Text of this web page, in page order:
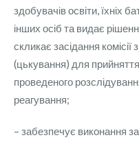
здобувачів освіти, їхніх
інших осіб та видає
скликає засідання комісії
(цькування) для
проведеного
реагування;
– забезпечує виконання